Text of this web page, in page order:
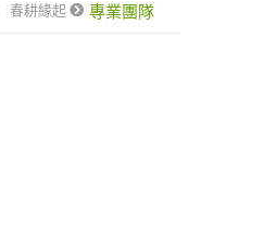
春耕緣起 專業團隊